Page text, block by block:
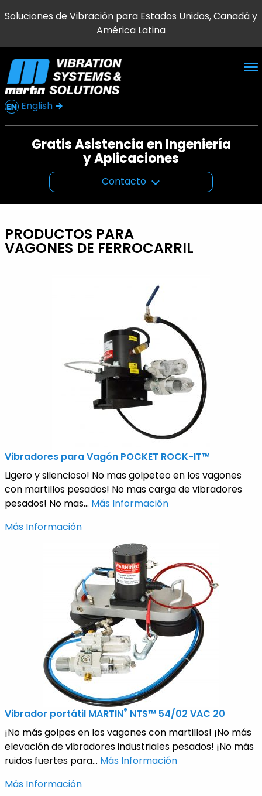
Soluciones de Vibración para Estados Unidos, Canadá y
América Latina
English
Gratis Asistencia en Ingeniería
y Aplicaciones
Contacto
PRODUCTOS PARA
VAGONES DE FERROCARRIL
Vibradores para Vagón POCKET ROCK-IT™
Ligero y silencioso! No mas golpeteo en los vagones
con martillos pesados! No mas carga de vibradores
pesados! No mas... Más Información
Más Información
Vibrador portátil MARTIN® NTS™ 54/02 VAC 20
¡No más golpes en los vagones con martillos! ¡No más
elevación de vibradores industriales pesados! ¡No más
ruidos fuertes para... Más Información
Más Información